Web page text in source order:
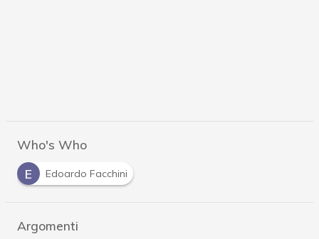
Who's Who
E
Edoardo Facchini
Argomenti